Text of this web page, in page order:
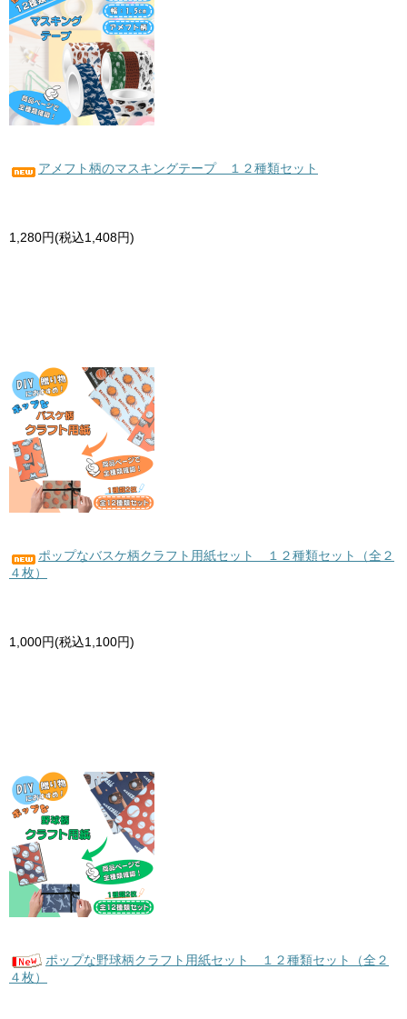
アメフト柄のマスキングテープ １２種類セット
1,280円(税込1,408円)
ポップなバスケ柄クラフト用紙セット １２種類セット（全２
４枚）
1,000円(税込1,100円)
ポップな野球柄クラフト用紙セット １２種類セット（全２
４枚）